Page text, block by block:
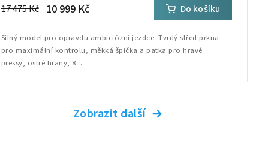
17 475 Kč 10 999 Kč Do košíku
Silný model pro opravdu ambiciózní jezdce. Tvrdý střed prkna
pro maximální kontrolu, měkká špička a patka pro hravé
pressy, ostré hrany, 8...
Zobrazit další